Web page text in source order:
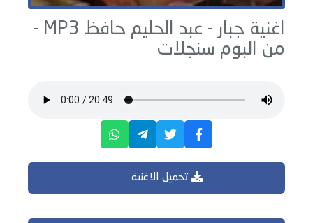
اغنية جبار - عبد الحليم حافظ
MP3 -
من البوم سنجلات
تحميل الاغنية